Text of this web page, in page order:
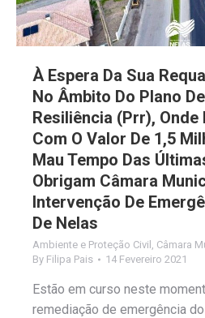
À Espera Da Sua
No Âmbito Do Plano
Resiliência (Prr), Onde
Com O Valor De 1,5
Mau Tempo Das
Obrigam Câmara
Intervenção De
De Nelas
Ambiente e Proteção Civil Câmara
By Filipa Pais 14 Fevereiro 2021
Estão em curso neste
remediação de emergência